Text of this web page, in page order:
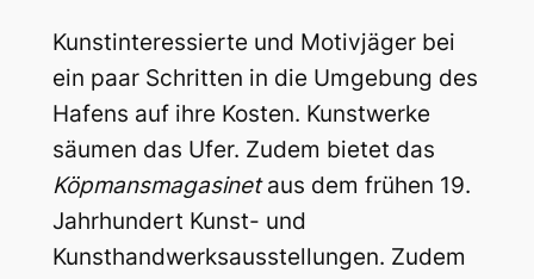
Kunstinteressierte und Motivjäger bei
ein paar Schritten in die Umgebung des
Hafens auf ihre Kosten. Kunstwerke
säumen das Ufer. Zudem bietet das
Köpmansmagasinetaus dem frühen 19.
Jahrhundert Kunst- und
Kunsthandwerksausstellungen. Zudem